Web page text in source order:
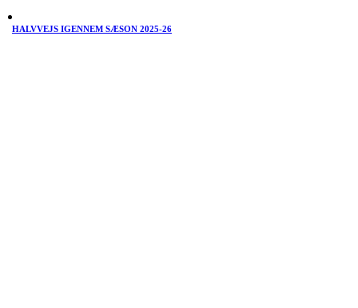
HALVVEJS IGENNEM SÆSON 2025-26